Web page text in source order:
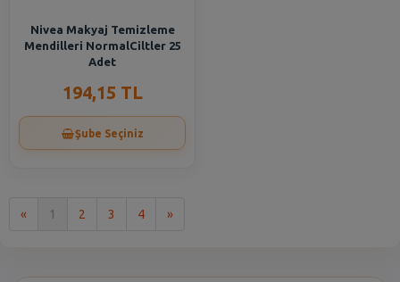
Nivea Makyaj Temizleme
Mendilleri NormalCiltler 25
Adet
194,15 TL
Şube Seçiniz
« 1 2 3 4 »Son